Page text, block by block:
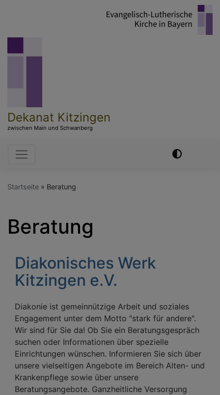
Dekanat Kitzingen
zwischen Main und Schwanberg
Hauptnavigation
Startseite Beratung
Beratung
Diakonisches Werk
Kitzingen e.V.
Diakonie ist gemeinnützige Arbeit und soziales
Engagement unter dem Motto "stark für andere".
Wir sind für Sie da! Ob Sie ein Beratungsgespräch
suchen oder Informationen über spezielle
Einrichtungen wünschen. Informieren Sie sich über
unsere vielseitigen Angebote im Bereich Alten- und
Krankenpflege sowie über unsere
Beratungsangebote. Ganzheitliche Versorgung